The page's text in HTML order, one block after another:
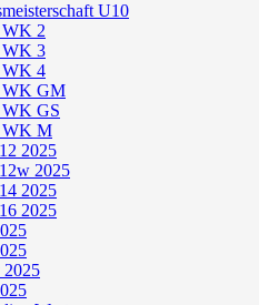
U10
WK 2
WK 3
WK 4
WK GM
WK GS
WK M
2025
2025
2025
2025